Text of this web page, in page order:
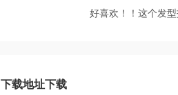
好喜欢！！这个发
下载地址下载